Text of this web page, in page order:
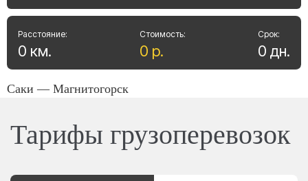
Стоимость:
0 р.
Расстояние:
0 км.
Срок:
0 дн.
Саки — Магнитогорск
Тарифы грузоперевозок